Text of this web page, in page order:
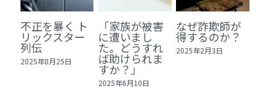
🛒Learn More!（商品）
❓FAQ
📮ASK（無料読者登録 or 無料お問い合わせ）
不正を暴く ト
リックスター
列伝
2025年8月25日
「家族が被害
に遭いまし
た。どうすれ
ば助けられま
すか？」
2025年6月10日
なぜ詐欺師が
得するのか？
2025年2月3日